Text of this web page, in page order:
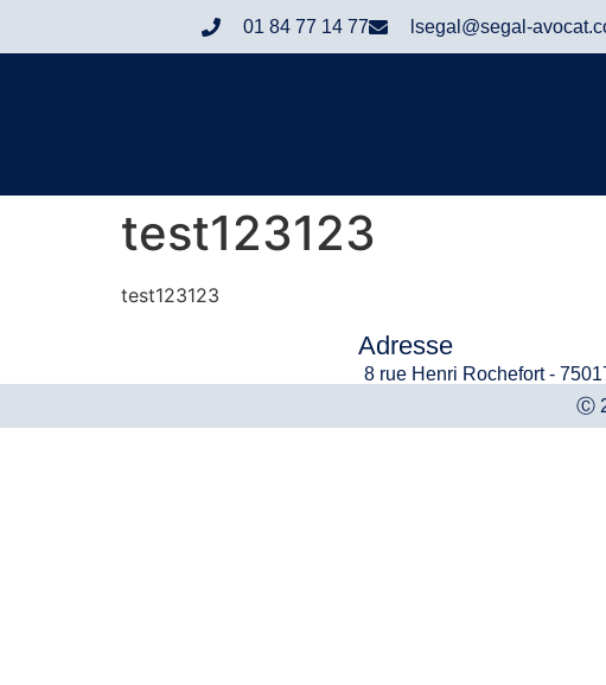
01 84 77 14 77 lsegal@segal-
test123123
test123123
Adresse
8 rue Henri Rochefort -
Ⓒ